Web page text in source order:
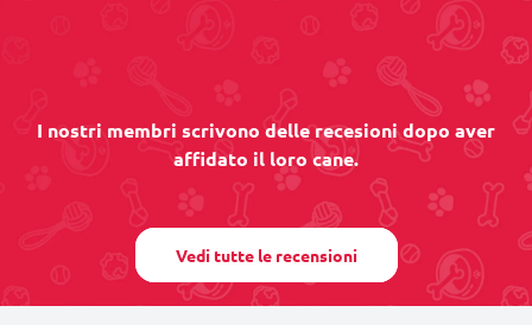
I nostri membri scrivono delle recesioni dopo aver
affidato il loro cane.
Vedi tutte le recensioni